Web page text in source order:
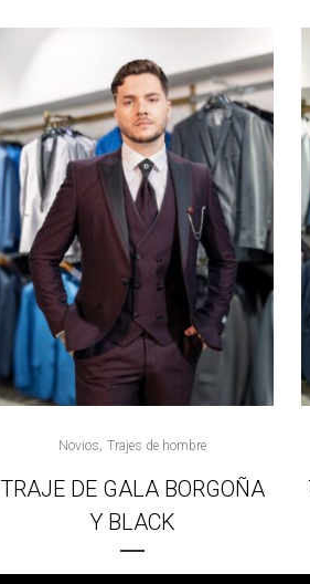
Novios,Trajes de hombre
TRAJE DE GALA BORGOÑA
Y BLACK